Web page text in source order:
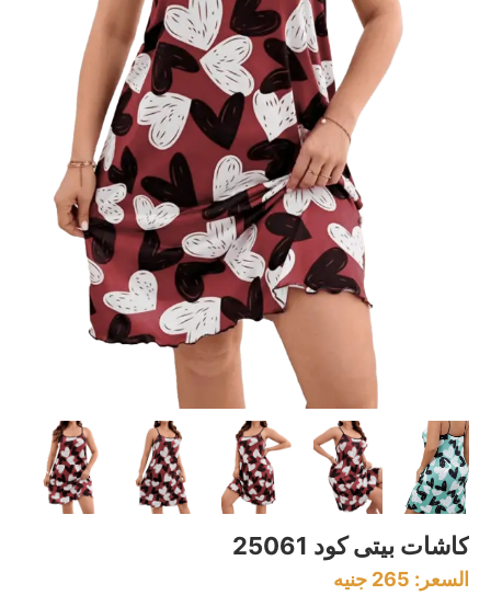
كاشات بيتى كود 25061
السعر: 265 جنيه